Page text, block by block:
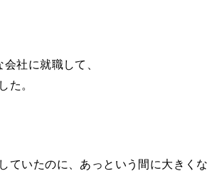
社に就職して、
た。
ていたのに、あっという間に大きくな